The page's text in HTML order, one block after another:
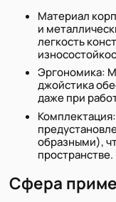
Материал
и
легкость
Эргономика:
джойстика
даже при
образными),
пространстве.
Сфера